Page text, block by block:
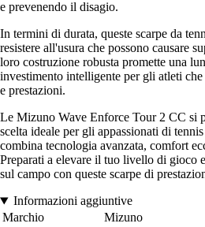
e prevenendo il disagio.
In termini di durata, queste scarpe da
resistere all'usura che possono causare
loro costruzione robusta promette una
investimento intelligente per gli atleti
e prestazioni.
Le Mizuno Wave Enforce Tour 2 CC si
scelta ideale per gli appassionati di
combina tecnologia avanzata, comfort
Preparati a elevare il tuo livello di gioco
sul campo con queste scarpe di
Informazioni aggiuntive
Marchio
Mizuno